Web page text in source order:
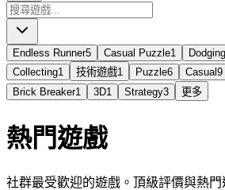
Endless Runner5 Casual Puzzle1 Dodging
Collecting1 技術遊戲1 Puzzle6 Casual 9
Brick Breaker1 3D1 Strategy3 更多
熱門遊戲
社群最受歡迎的遊戲。頂級評價與熱門